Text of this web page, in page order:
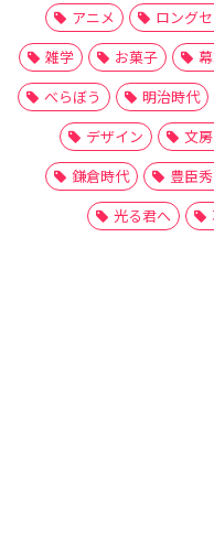
アニメ
ロング
雑学
お菓子
べらぼう
明治時代
デザイン
文
鎌倉時代
豊臣
光る君へ